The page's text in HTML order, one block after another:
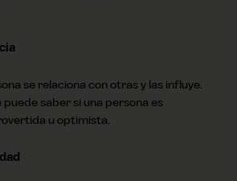
se relaciona con otras y las influye.
saber si una persona es
u optimista.